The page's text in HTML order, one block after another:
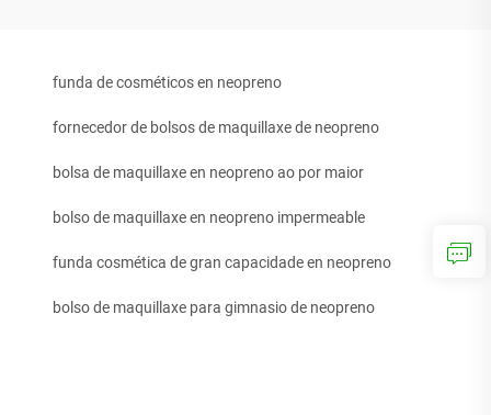
funda de cosméticos en neopreno
fornecedor de bolsos de maquillaxe de neopreno
bolsa de maquillaxe en neopreno ao por maior
bolso de maquillaxe en neopreno impermeable
funda cosmética de gran capacidade en neopreno
bolso de maquillaxe para gimnasio de neopreno